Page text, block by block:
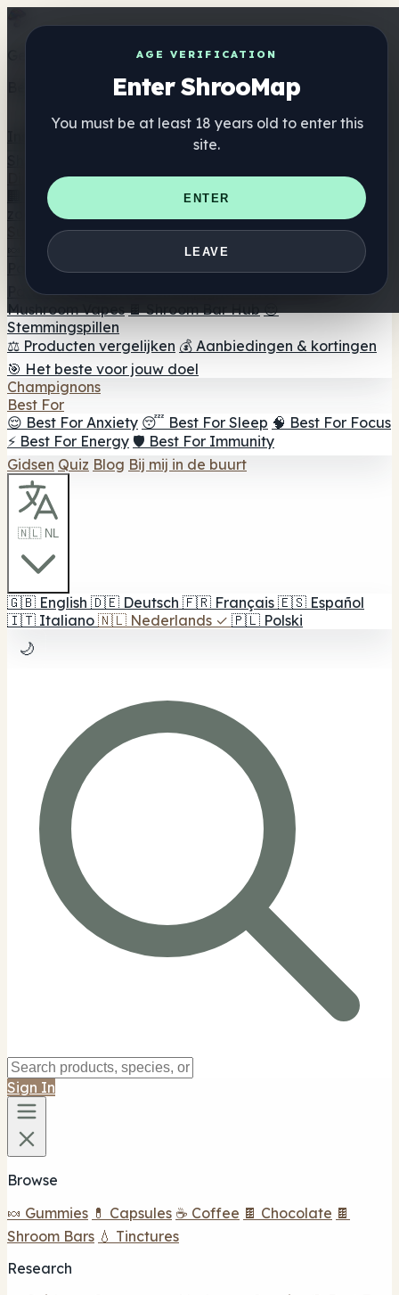
AGE VERIFICATION
Enter ShrooMap
You must be at least 18 years old to enter this
site.
ENTER
LEAVE
Get the ShrooMap app
Better than mobile web — one tap away
Directory
🏢 Merk Directory
📍 Zoek een headshop
🔮 Smartshop
zoeker 🛒 Online headshops
Supplementen
🍬 Paddenstoel Gummies
💊 Paddenstoel Capsules
💧
Paddenstoel Tincturen 🫙 Paddenstoel poeders ☕
Paddestoel koffie 🍫 Champignon Chocolade 💨
Mushroom Vapes 🍫 Shroom Bar Hub 😌
Stemmingspillen
⚖️ Producten vergelijken 💰 Aanbiedingen & kortingen
🎯 Het beste voor jouw doel
Champignons
Best For
😌 Best For Anxiety 😴 Best For Sleep 🧠 Best For Focus
⚡ Best For Energy 🛡️ Best For Immunity
Gidsen Quiz Blog Bij mij in de buurt
🇳🇱 NL
🇬🇧 English 🇩🇪 Deutsch 🇫🇷 Français 🇪🇸 Español
🇮🇹 Italiano 🇳🇱 Nederlands ✓ 🇵🇱 Polski
🌙
Sign In
Browse
🍬 Gummies 💊 Capsules ☕ Coffee 🍫 Chocolate 🍫
Shroom Bars 💧 Tinctures
Research